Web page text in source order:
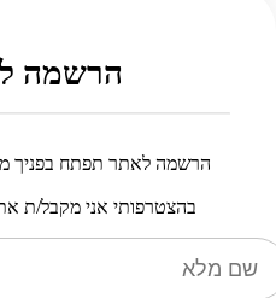
הרשמה
הרשמה לאתר תפתח בפניך
בהצטרפותי אני מקבל/ת